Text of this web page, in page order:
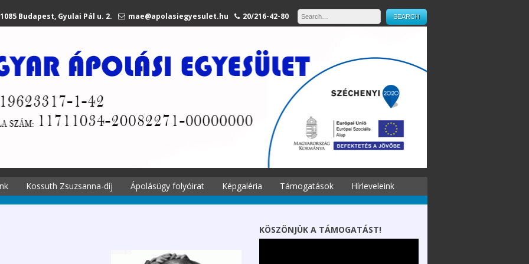
1085 Budapest, Gyulai Pál u. 2. mae@apolasiegyesulet.hu 20/216-42-80
Kossuth Zsuzsanna-díj
A díjról
Ápolásügy folyóirat Képgaléria Támogatások Hírleveleink
KÖSZÖNJÜK A TÁMOGATÁST!